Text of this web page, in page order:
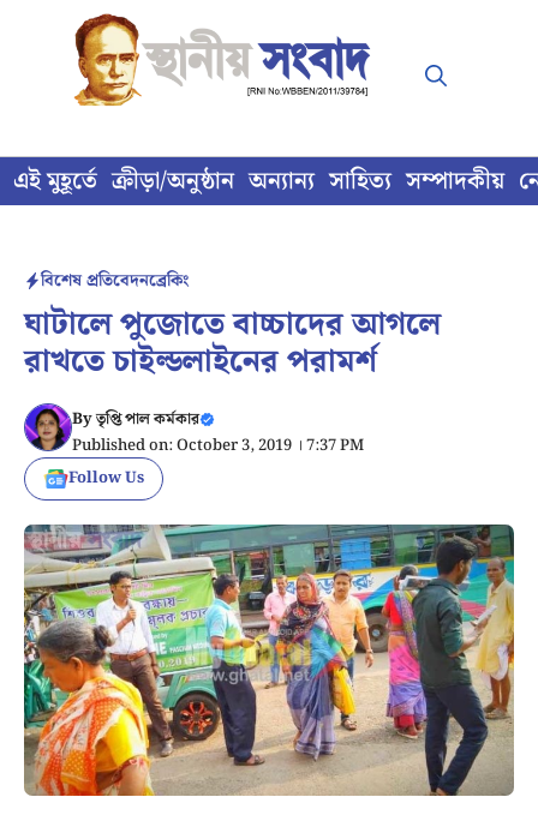
content
এই মুহূর্তে ক্রীড়া/অনুষ্ঠান অন্যান্য সাহিত্য সম্পাদকীয়
বিশেষ প্রতিবেদনব্রেকিং
ঘাটালে পুজোতে বাচ্চাদের আগলে
রাখতে চাইল্ডলাইনের পরামর্শ
Byতৃপ্তি পাল কর্মকার
Published on: October 3, 2019 । 7:37 PM
Follow Us